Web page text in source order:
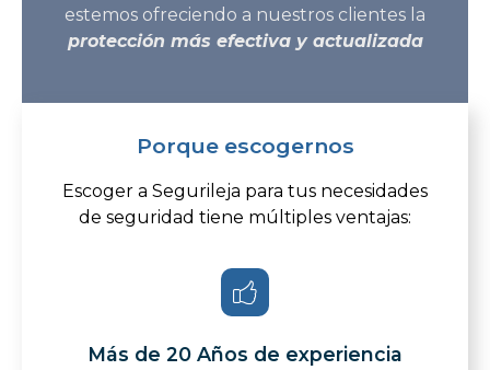
estemos ofreciendo a nuestros clientes la
protección más efectiva y actualizada
Porque escogernos
Escoger a Segurileja para tus necesidades
de seguridad tiene múltiples ventajas:
Más de 20 Años de experiencia